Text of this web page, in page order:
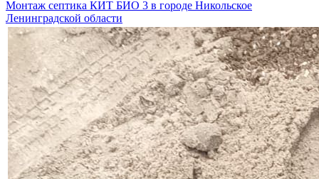
Монтаж септика КИТ БИО 3 в городе Никольское
Ленинградской области